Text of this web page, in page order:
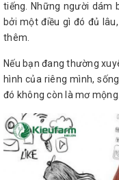
tiếng. Những người dám
bởi một điều gì đó đủ
thêm.
Nếu bạn đang thường
hình của riêng mình,
đó không còn là mơ